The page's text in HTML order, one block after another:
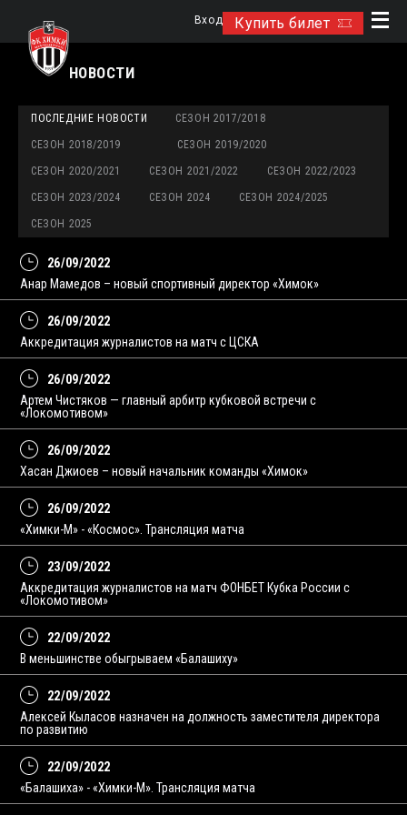
Купить билет
Вход
НОВОСТИ
ПОСЛЕДНИЕ НОВОСТИ СЕЗОН 2017/2018
СЕЗОН 2018/2019 СЕЗОН 2019/2020
СЕЗОН 2020/2021 СЕЗОН 2021/2022 СЕЗОН 2022/2023
СЕЗОН 2023/2024 СЕЗОН 2024 СЕЗОН 2024/2025
СЕЗОН 2025
26/09/2022
Анар Мамедов – новый спортивный директор «Химок»
26/09/2022
Аккредитация журналистов на матч с ЦСКА
26/09/2022
Артем Чистяков — главный арбитр кубковой встречи с
«Локомотивом»
26/09/2022
Хасан Джиоев – новый начальник команды «Химок»
26/09/2022
«Химки-М» - «Космос». Трансляция матча
23/09/2022
Аккредитация журналистов на матч ФОНБЕТ Кубка России с
«Локомотивом»
22/09/2022
В меньшинстве обыгрываем «Балашиху»
22/09/2022
Алексей Кыласов назначен на должность заместителя директора
по развитию
22/09/2022
«Балашиха» - «Химки-М». Трансляция матча